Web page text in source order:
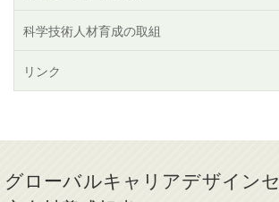
科学技術人材育成の取組
リンク
グローバルキャリアデザイン